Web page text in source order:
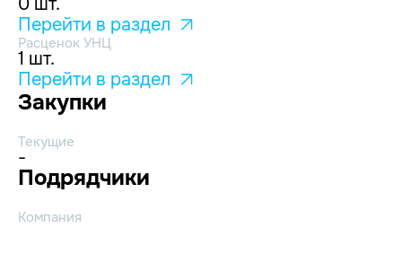
Перейти в раздел
Расценок УНЦ
1 шт.
Перейти в раздел
Закупки
Текущие
-
Подрядчики
Компания